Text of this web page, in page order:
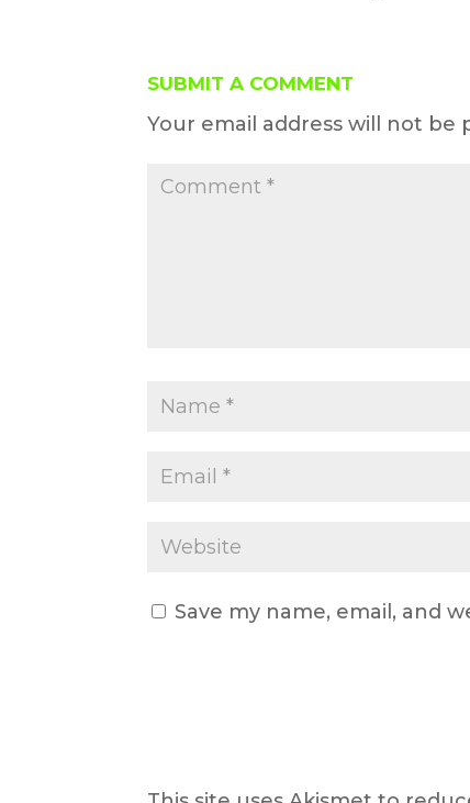
SUBMIT A COMMENT
Your email address will not be
Save my name, email, and